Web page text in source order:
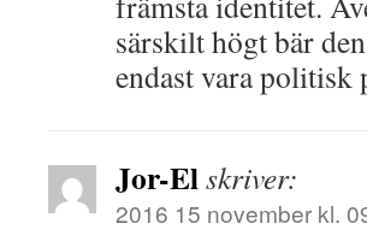
särskilt högt bär
endast vara politisk
Jor-Elskriver:
2016 15 november kl.